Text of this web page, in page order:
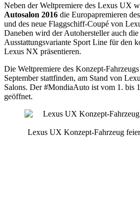
Neben der Weltpremiere des Lexus UX
Autosalon 2016 die Europapremieren
und des neue Flaggschiff-Coupé von
Daneben wird der Autohersteller auch die
Ausstattungsvariante Sport Line für den
Lexus NX präsentieren.
Die Weltpremiere des Konzept-
September stattfinden, am Stand von
Salons. Der #MondiaAuto ist vom 1. bis
geöffnet.
Lexus UX Konzept-Fahrzeug